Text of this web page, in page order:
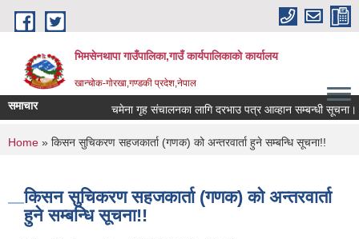
Skip to main content
भिमसेनथापा गाउँपालिका,गाउँ कार्यपालिकाकाे कार्यालय
खान्चोक-गाेरखा,गण्डकी प्रदेश,नेपाल
समाचार चमेना गृह संचालनका लागि दरभाउ पत्र आव्हान सम्बन्धी सूचना।
You are here
Home » किसन सुचिकरण सहजकार्ता (गणक) को अन्तरवार्ता हुने सम्बन्धि सूचना!!
किसन सुचिकरण सहजकार्ता (गणक) को अन्तरवार्ता
हुने सम्बन्धि सूचना!!